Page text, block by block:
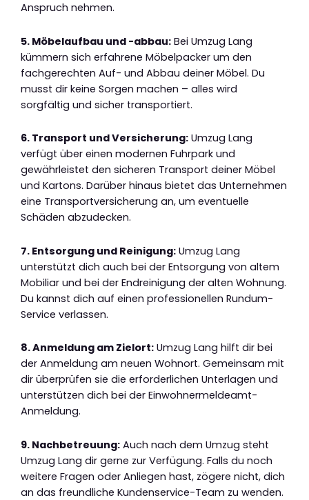
Anspruch nehmen.
5. Möbelaufbau und -abbau: Bei Umzug Lang
kümmern sich erfahrene Möbelpacker um den
fachgerechten Auf- und Abbau deiner Möbel. Du
musst dir keine Sorgen machen – alles wird
sorgfältig und sicher transportiert.
6. Transport und Versicherung: Umzug Lang
verfügt über einen modernen Fuhrpark und
gewährleistet den sicheren Transport deiner Möbel
und Kartons. Darüber hinaus bietet das Unternehmen
eine Transportversicherung an, um eventuelle
Schäden abzudecken.
7. Entsorgung und Reinigung: Umzug Lang
unterstützt dich auch bei der Entsorgung von altem
Mobiliar und bei der Endreinigung der alten Wohnung.
Du kannst dich auf einen professionellen Rundum-
Service verlassen.
8. Anmeldung am Zielort: Umzug Lang hilft dir bei
der Anmeldung am neuen Wohnort. Gemeinsam mit
dir überprüfen sie die erforderlichen Unterlagen und
unterstützen dich bei der Einwohnermeldeamt-
Anmeldung.
9. Nachbetreuung: Auch nach dem Umzug steht
Umzug Lang dir gerne zur Verfügung. Falls du noch
weitere Fragen oder Anliegen hast, zögere nicht, dich
an das freundliche Kundenservice-Team zu wenden.